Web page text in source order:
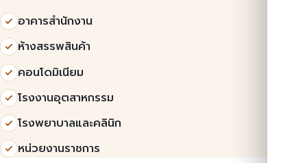
อาคารสำนักงาน
ห้างสรรพสินค้า
คอนโดมิเนียม
โรงงานอุตสาหกรรม
โรงพยาบาลและคลินิก
หน่วยงานราชการ